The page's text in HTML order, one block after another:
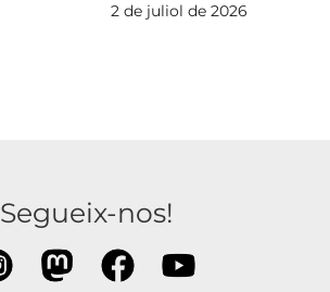
2 de juliol de 2026
Segueix-nos!